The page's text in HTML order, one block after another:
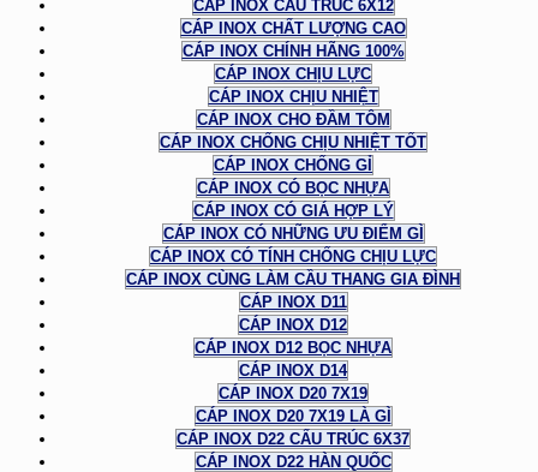
CÁP INOX CẤU TRÚC 6X12
CÁP INOX CHẤT LƯỢNG CAO
CÁP INOX CHÍNH HÃNG 100%
CÁP INOX CHỊU LỰC
CÁP INOX CHỊU NHIỆT
CÁP INOX CHO ĐẦM TÔM
CÁP INOX CHỐNG CHỊU NHIỆT TỐT
CÁP INOX CHỐNG GỈ
CÁP INOX CÓ BỌC NHỰA
CÁP INOX CÓ GIÁ HỢP LÝ
CÁP INOX CÓ NHỮNG ƯU ĐIỂM GÌ
CÁP INOX CÓ TÍNH CHỐNG CHỊU LỰC
CÁP INOX CÙNG LÀM CẦU THANG GIA ĐÌNH
CÁP INOX D11
CÁP INOX D12
CÁP INOX D12 BỌC NHỰA
CÁP INOX D14
CÁP INOX D20 7X19
CÁP INOX D20 7X19 LÀ GÌ
CÁP INOX D22 CẤU TRÚC 6X37
CÁP INOX D22 HÀN QUỐC